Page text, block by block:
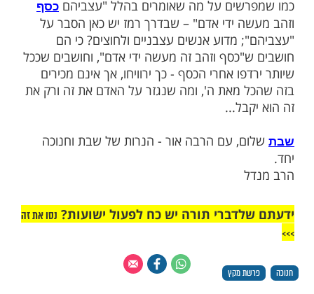
עניין לקרוא את פרשת מקץ בימי החנוכה,
זו מסופר מה שנגזר על יוסף להשאר עוד
בבית האסורים רק מחמת שתלה את בטחונו
שיזכיר אותו אצל פרעה וכו'. לבסוף שכח
את יוסף, ורק בזכות חסדיו של ה' יצא
האסורים ונעשה מושל בכל ארץ מצרים.
- אל תבטחו בנדיבים! אל תחשבו שיש
שפועל מכח איזה אדם, כי הכל רק מאת ה'.
על מה שאומרים בהלל "עצביהם
ידי אדם" – שבדרך רמז יש כאן הסבר על